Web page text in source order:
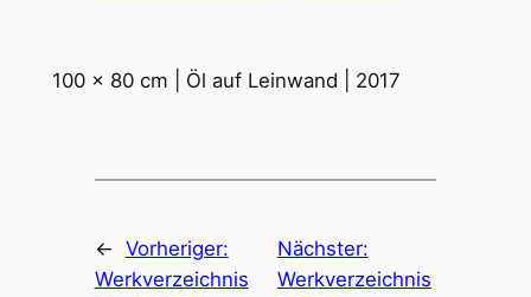
100 x 80 cm | Öl auf Leinwand | 2017
← Vorheriger:
Werkverzeichnis
Nächster:
Werkverzeichnis